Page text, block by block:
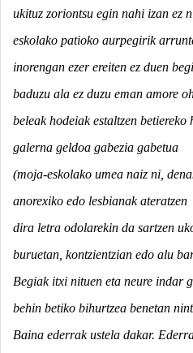
ukituz zoriontsu egin nahi izan ez
eskolako patioko aurpegirik
inorengan ezer ereiten ez duen
baduzu ala ez duzu eman amore
beleak hodeiak estaltzen betiereko
galerna geldoa gabezia gabetua
(moja-eskolako umea naiz ni,
anorexiko edo lesbianak ateratzen
dira letra odolarekin da sartzen
buruetan, kontzientzian edo alu
Begiak itxi nituen eta neure indar
behin betiko bihurtzea benetan
Baina ederrak ustela dakar.